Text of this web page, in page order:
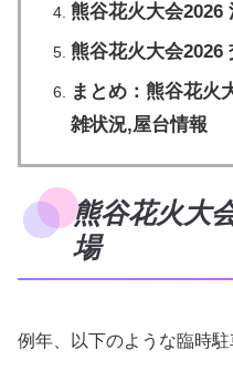
熊谷花火大会2026
熊谷花火大会2026
まとめ：熊谷花火
雑状況,屋台情報
熊谷花火大
場
例年、以下のような臨時駐